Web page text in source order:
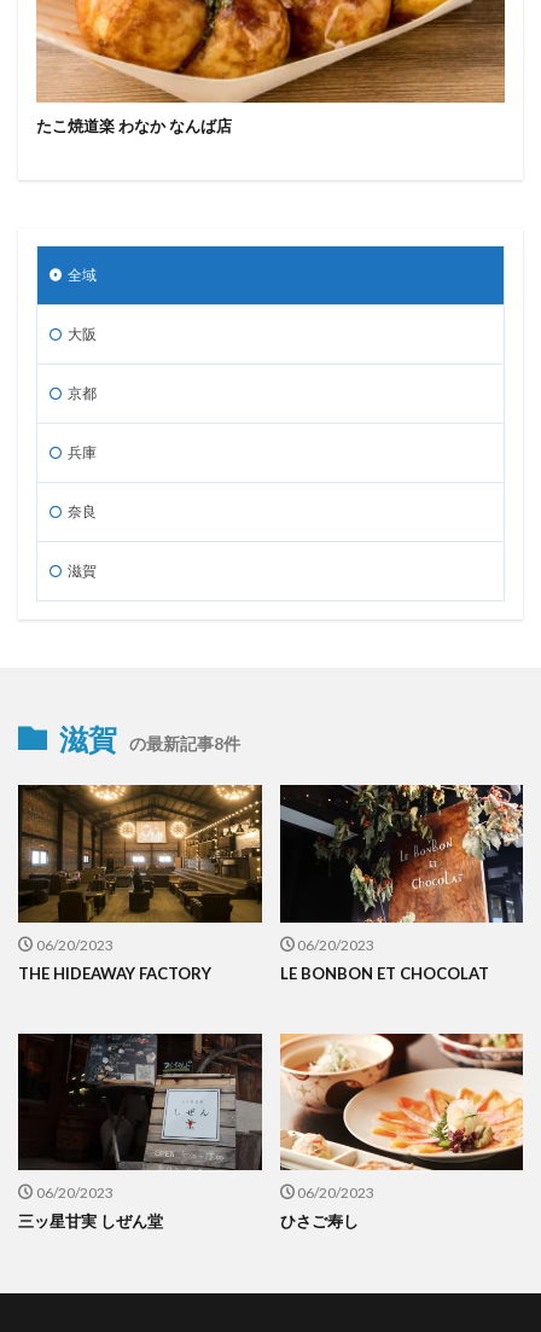
たこ焼道楽 わなか なんば店
全域
大阪
京都
兵庫
奈良
滋賀
滋賀 の最新記事8件
06/20/2023
THE HIDEAWAY FACTORY
06/20/2023
LE BONBON ET CHOCOLAT
06/20/2023
三ッ星甘実 しぜん堂
06/20/2023
ひさご寿し